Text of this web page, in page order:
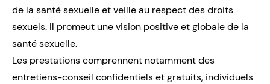
de la santé sexuelle et veille au respect des droits
sexuels. Il promeut une vision positive et globale de la
santé sexuelle.
Les prestations comprennent notamment des
entretiens-conseil confidentiels et gratuits, individuels